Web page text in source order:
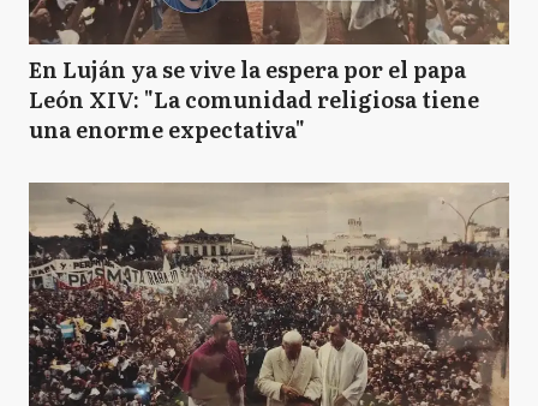
En Luján ya se vive la espera por el papa
León XIV: "La comunidad religiosa tiene
una enorme expectativa"